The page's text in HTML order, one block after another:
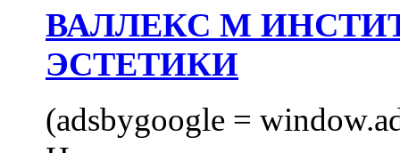
ВАЛЛЕКС М
ЭСТЕТИКИ
(adsbygoogle =